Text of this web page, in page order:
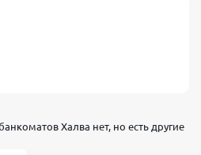
Халва нет, но есть другие